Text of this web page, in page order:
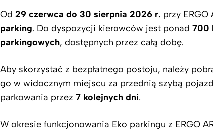
Od 29 czerwca do 30 sierpnia 2026 r. przy ERGO
parking. Do dyspozycji kierowców jest ponad 700
parkingowych, dostępnych przez całą dobę.
Aby skorzystać z bezpłatnego postoju, należy
go w widocznym miejscu za przednią szybą
parkowania przez 7 kolejnych dni.
W okresie funkcjonowania Eko parkingu z ERGO